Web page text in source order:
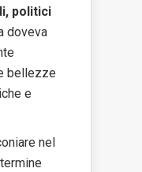
politici
doveva
bellezze
e
nel